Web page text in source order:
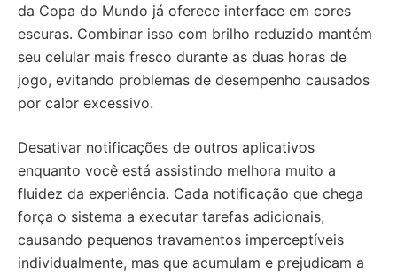
da Copa do Mundo já oferece interface em cores
escuras. Combinar isso com brilho reduzido mantém
seu celular mais fresco durante as duas horas de
jogo, evitando problemas de desempenho causados
por calor excessivo.
Desativar notificações de outros aplicativos
enquanto você está assistindo melhora muito a
fluidez da experiência. Cada notificação que chega
força o sistema a executar tarefas adicionais,
causando pequenos travamentos imperceptíveis
individualmente, mas que acumulam e prejudicam a